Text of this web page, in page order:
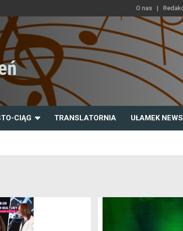
O nas
CIĄG TRANSLATORNIA UŁAMEK